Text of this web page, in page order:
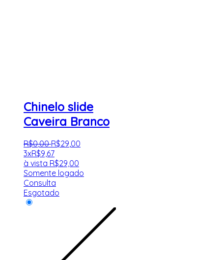
Chinelo slide
Caveira Branco
R$0,00 R$29 00
3xR$9,67
à vista R$29,00
Somente logado
Consulta
Esgotado